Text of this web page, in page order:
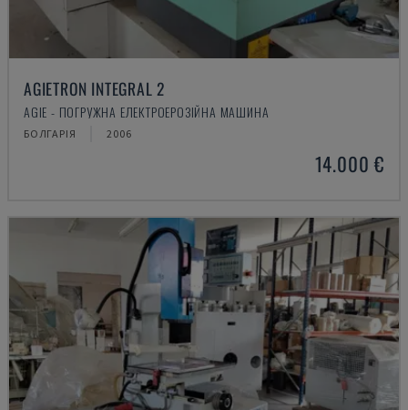
AGIETRON INTEGRAL 2
AGIE - ПОГРУЖНА ЕЛЕКТРОЕРОЗІЙНА МАШИНА
БОЛГАРІЯ 2006
14.000 €